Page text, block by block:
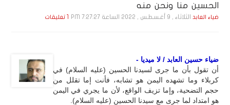
الحسين منا ونحن منه
ضياء العابد الثلاثاء , 9 أغـسـطـس , 2022 الساعة 7:27:27 PM
ضياء حسين العابد / لا ميديا -
أن تقول بأن ما جرى لسيدنا الحسين (عليه السلام) في
كربلاء وما تشهده اليمن هو تشابه، فأنت إما تقلل من
حجم التضحية، وإما تزيف الواقع، لأن ما يجري في اليمن
هو امتداد لما جرى مع سيدنا الحسين (عليه السلام).